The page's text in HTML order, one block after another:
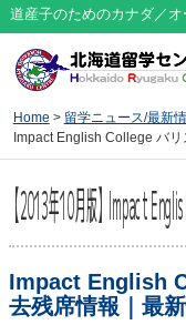
道産子のためのカナダ／
Home > 留学ニュース/最新
Impact English College バ
【2013年10月版】Impact
Impact English
去残席情報｜最